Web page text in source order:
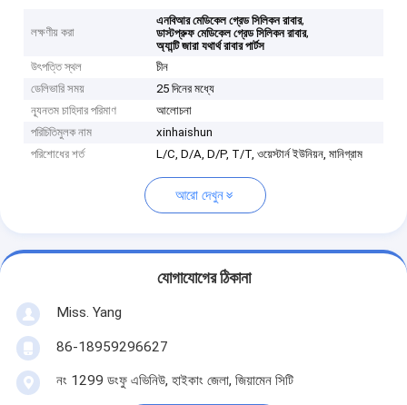
লক্ষণীয় করা
এনবিআর মেডিকেল গ্রেড সিলিকন রাবার,
ডাস্টপ্রুফ মেডিকেল গ্রেড সিলিকন রাবার,
অ্যান্টি জারা যথার্থ রাবার পার্টস
উৎপত্তি স্থল
চীন
ডেলিভারি সময়
25 দিনের মধ্যে
ন্যূনতম চাহিদার পরিমাণ
আলোচনা
পরিচিতিমুলক নাম
xinhaishun
পরিশোধের শর্ত
L/C, D/A, D/P, T/T, ওয়েস্টার্ন ইউনিয়ন, মানিগ্রাম
আরো দেখুন
যোগাযোগের ঠিকানা
Miss. Yang
86-18959296627
নং 1299 ডংফু এভিনিউ, হাইকাং জেলা, জিয়ামেন সিটি